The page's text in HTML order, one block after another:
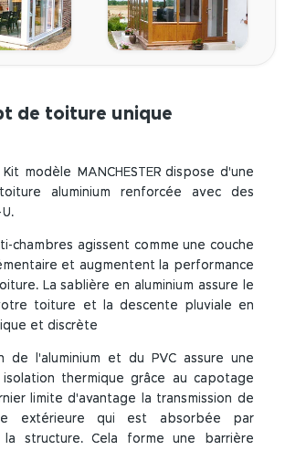
de toiture unique
modèle MANCHESTER dispose d'une
aluminium renforcée avec des
chambres agissent comme une couche
et augmentent la performance
La sablière en aluminium assure le
toiture et la descente pluviale en
et discrète
de l'aluminium et du PVC assure une
isolation thermique grâce au capotage
limite d'avantage la transmission de
extérieure qui est absorbée par
la structure. Cela forme une barrière